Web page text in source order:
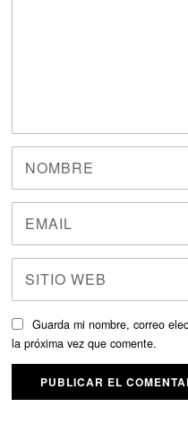
Guarda mi nombre, correo
la próxima vez que comente.